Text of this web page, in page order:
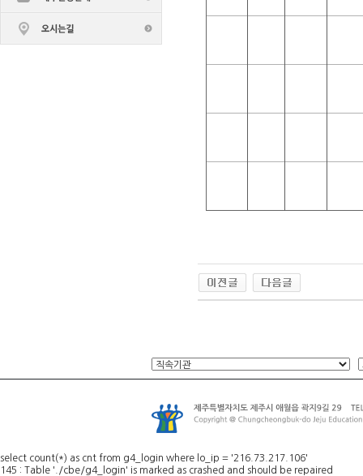
select count(*) as cnt from g4_login where lo_ip = '216.73.217.106'
145 : Table './cbe/g4_login' is marked as crashed and should be repaired